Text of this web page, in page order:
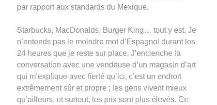
par rapport aux standards du Mexique.
Starbucks, MacDonalds, Burger King… tout y est. Je
n’entends pas le moindre mot d’Espagnol durant les
24 heures que je reste sur place. J’enclenche la
conversation avec une vendeuse d’un magasin d’art
qui m’explique avec fierté qu’ici, c’est un endroit
extrêmement sûr et propre ; les gens vivent mieux
qu’ailleurs, et surtout, les prix sont plus élevés. Ce